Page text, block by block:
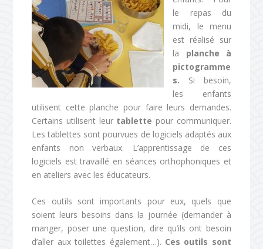
le repas du
midi, le menu
est réalisé sur
la planche à
pictogramme
s. Si besoin,
les enfants
utilisent cette planche pour faire leurs demandes.
Certains utilisent leur tablette pour communiquer.
Les tablettes sont pourvues de logiciels adaptés aux
enfants non verbaux. L’apprentissage de ces
logiciels est travaillé en séances orthophoniques et
en ateliers avec les éducateurs.
Ces outils sont importants pour eux, quels que
soient leurs besoins dans la journée (demander à
manger, poser une question, dire qu’ils ont besoin
d’aller aux toilettes également…). Ces outils sont